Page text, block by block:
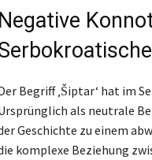
Negative
Begriff ‚Šiptar‘ hat im
als neutrale
Geschichte zu einem
komplexe Beziehung